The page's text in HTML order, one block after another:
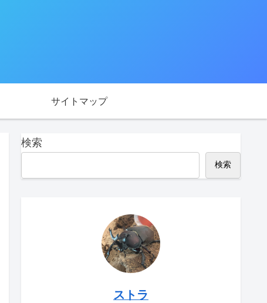
サイトマップ
検索
検索
ストラ